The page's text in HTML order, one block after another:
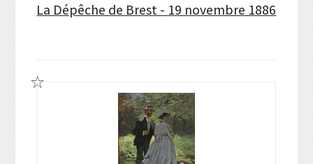
La Dépêche de Brest - 19 novembre 1886